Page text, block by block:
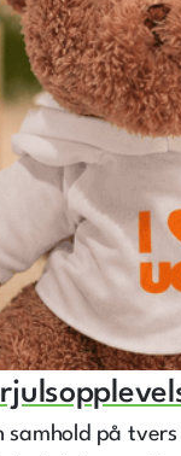
samhold på